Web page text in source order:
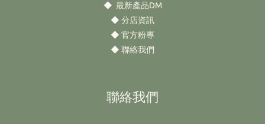
◆ 最新產品DM
◆ 分店資訊
◆ 官方粉專
◆ 聯絡我們
聯絡我們